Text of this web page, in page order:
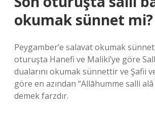
okumak sünnet mi?
Peygamber’e salavat okumak
oturuşta Hanefi ve Maliki’ye göre
dualarını okumak sünnettir ve Şafii
göre en azından “Allāhumme salli
demek farzdır.